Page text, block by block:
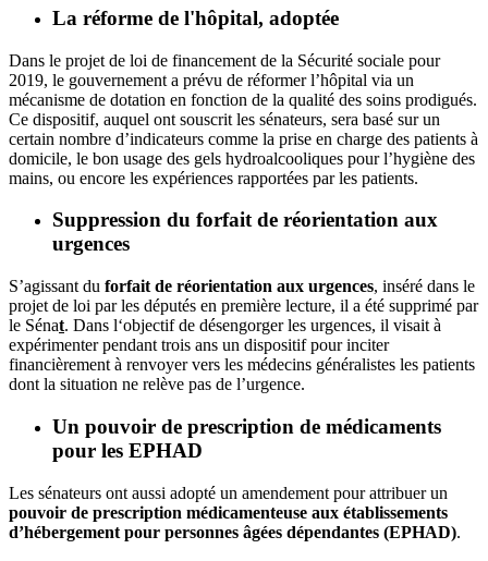
La réforme de l'hôpital, adoptée
Dans le projet de loi de financement de la Sécurité sociale pour
2019, le gouvernement a prévu de réformer l’hôpital via un
mécanisme de dotation en fonction de la qualité des soins prodigués.
Ce dispositif, auquel ont souscrit les sénateurs, sera basé sur un
certain nombre d’indicateurs comme la prise en charge des patients à
domicile, le bon usage des gels hydroalcooliques pour l’hygiène des
mains, ou encore les expériences rapportées par les patients.
Suppression du forfait de réorientation aux
urgences
S’agissant du forfait de réorientation aux urgences, inséré dans le
projet de loi par les députés en première lecture, il a été supprimé par
le Sénat. Dans l‘objectif de désengorger les urgences, il visait à
expérimenter pendant trois ans un dispositif pour inciter
financièrement à renvoyer vers les médecins généralistes les patients
dont la situation ne relève pas de l’urgence.
Un pouvoir de prescription de médicaments
pour les EPHAD
Les sénateurs ont aussi adopté un amendement pour attribuer un
pouvoir de prescription médicamenteuse aux établissements
d’hébergement pour personnes âgées dépendantes (EPHAD).